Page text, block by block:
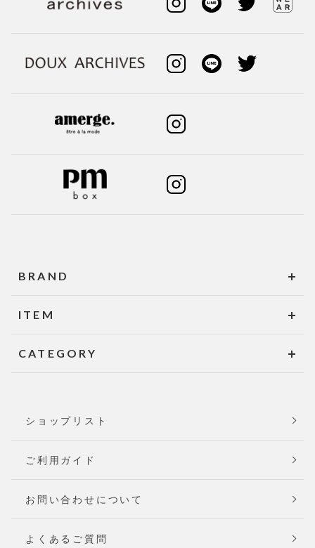
BRAND
ITEM
CATEGORY
ショップリスト
ご利用ガイド
お問い合わせについて
よくあるご質問